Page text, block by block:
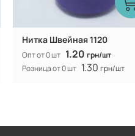
Нитка Швейная 1120
Опт от 0 шт 1.20 грн/шт
Розница от 0 шт 1.30 грн/шт